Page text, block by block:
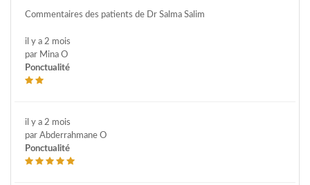
Traitement des verrues
Traitement par injection d'acide hyaluronique
Traitement par sang autologue
Vénérologie
Commentaires des patients de Dr Salma Salim
il y a 2 mois
par Mina O
Ponctualité
il y a 2 mois
par Abderrahmane O
Ponctualité